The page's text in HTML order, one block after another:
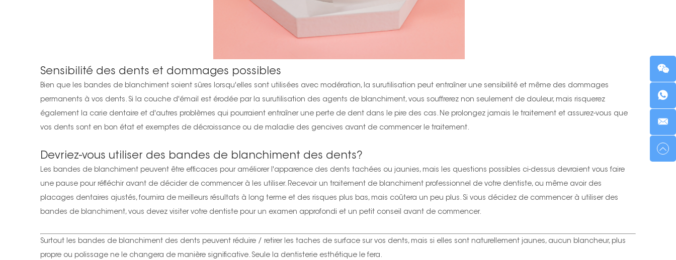
Sensibilité des dents et dommages possibles
Bien que les bandes de blanchiment soient sûres lorsqu'elles sont utilisées avec modération, la surutilisation peut entraîner une sensibilité et même des dommages
permanents à vos dents. Si la couche d'émail est érodée par la surutilisation des agents de blanchiment, vous souffrerez non seulement de douleur, mais risquerez
également la carie dentaire et d'autres problèmes qui pourraient entraîner une perte de dent dans le pire des cas. Ne prolongez jamais le traitement et assurez-vous que
vos dents sont en bon état et exemptes de décroissance ou de maladie des gencives avant de commencer le traitement.
Devriez-vous utiliser des bandes de blanchiment des dents?
Les bandes de blanchiment peuvent être efficaces pour améliorer l'apparence des dents tachées ou jaunies, mais les questions possibles ci-dessus devraient vous faire
une pause pour réfléchir avant de décider de commencer à les utiliser. Recevoir un traitement de blanchiment professionnel de votre dentiste, ou même avoir des
placages dentaires ajustés, fournira de meilleurs résultats à long terme et des risques plus bas, mais coûtera un peu plus. Si vous décidez de commencer à utiliser des
bandes de blanchiment, vous devez visiter votre dentiste pour un examen approfondi et un petit conseil avant de commencer.
Surtout les bandes de blanchiment des dents peuvent réduire / retirer les taches de surface sur vos dents, mais si elles sont naturellement jaunes, aucun blancheur, plus
propre ou polissage ne le changera de manière significative. Seule la dentisterie esthétique le fera.